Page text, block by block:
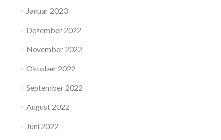
Januar 2023
Dezember 2022
November 2022
Oktober 2022
September 2022
August 2022
Juni 2022